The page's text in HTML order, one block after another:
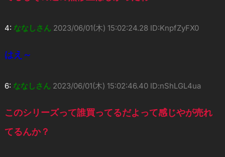
4: ななしさん 2023/06/01(木) 15:02:24.28 ID:KnpfZyFX0
はえ～
6: ななしさん 2023/06/01(木) 15:02:46.40 ID:nShLGL4ua
このシリーズって誰買ってるだよって感じやが売れ
てるんか？